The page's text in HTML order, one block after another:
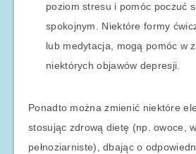
poziom stresu i pomóc poczuć
spokojnym. Niektóre formy
lub medytacja, mogą pomóc w
niektórych objawów depresji.
Ponadto można zmienić niektóre
stosując zdrową dietę (np. owoce,
pełnoziarniste), dbając o